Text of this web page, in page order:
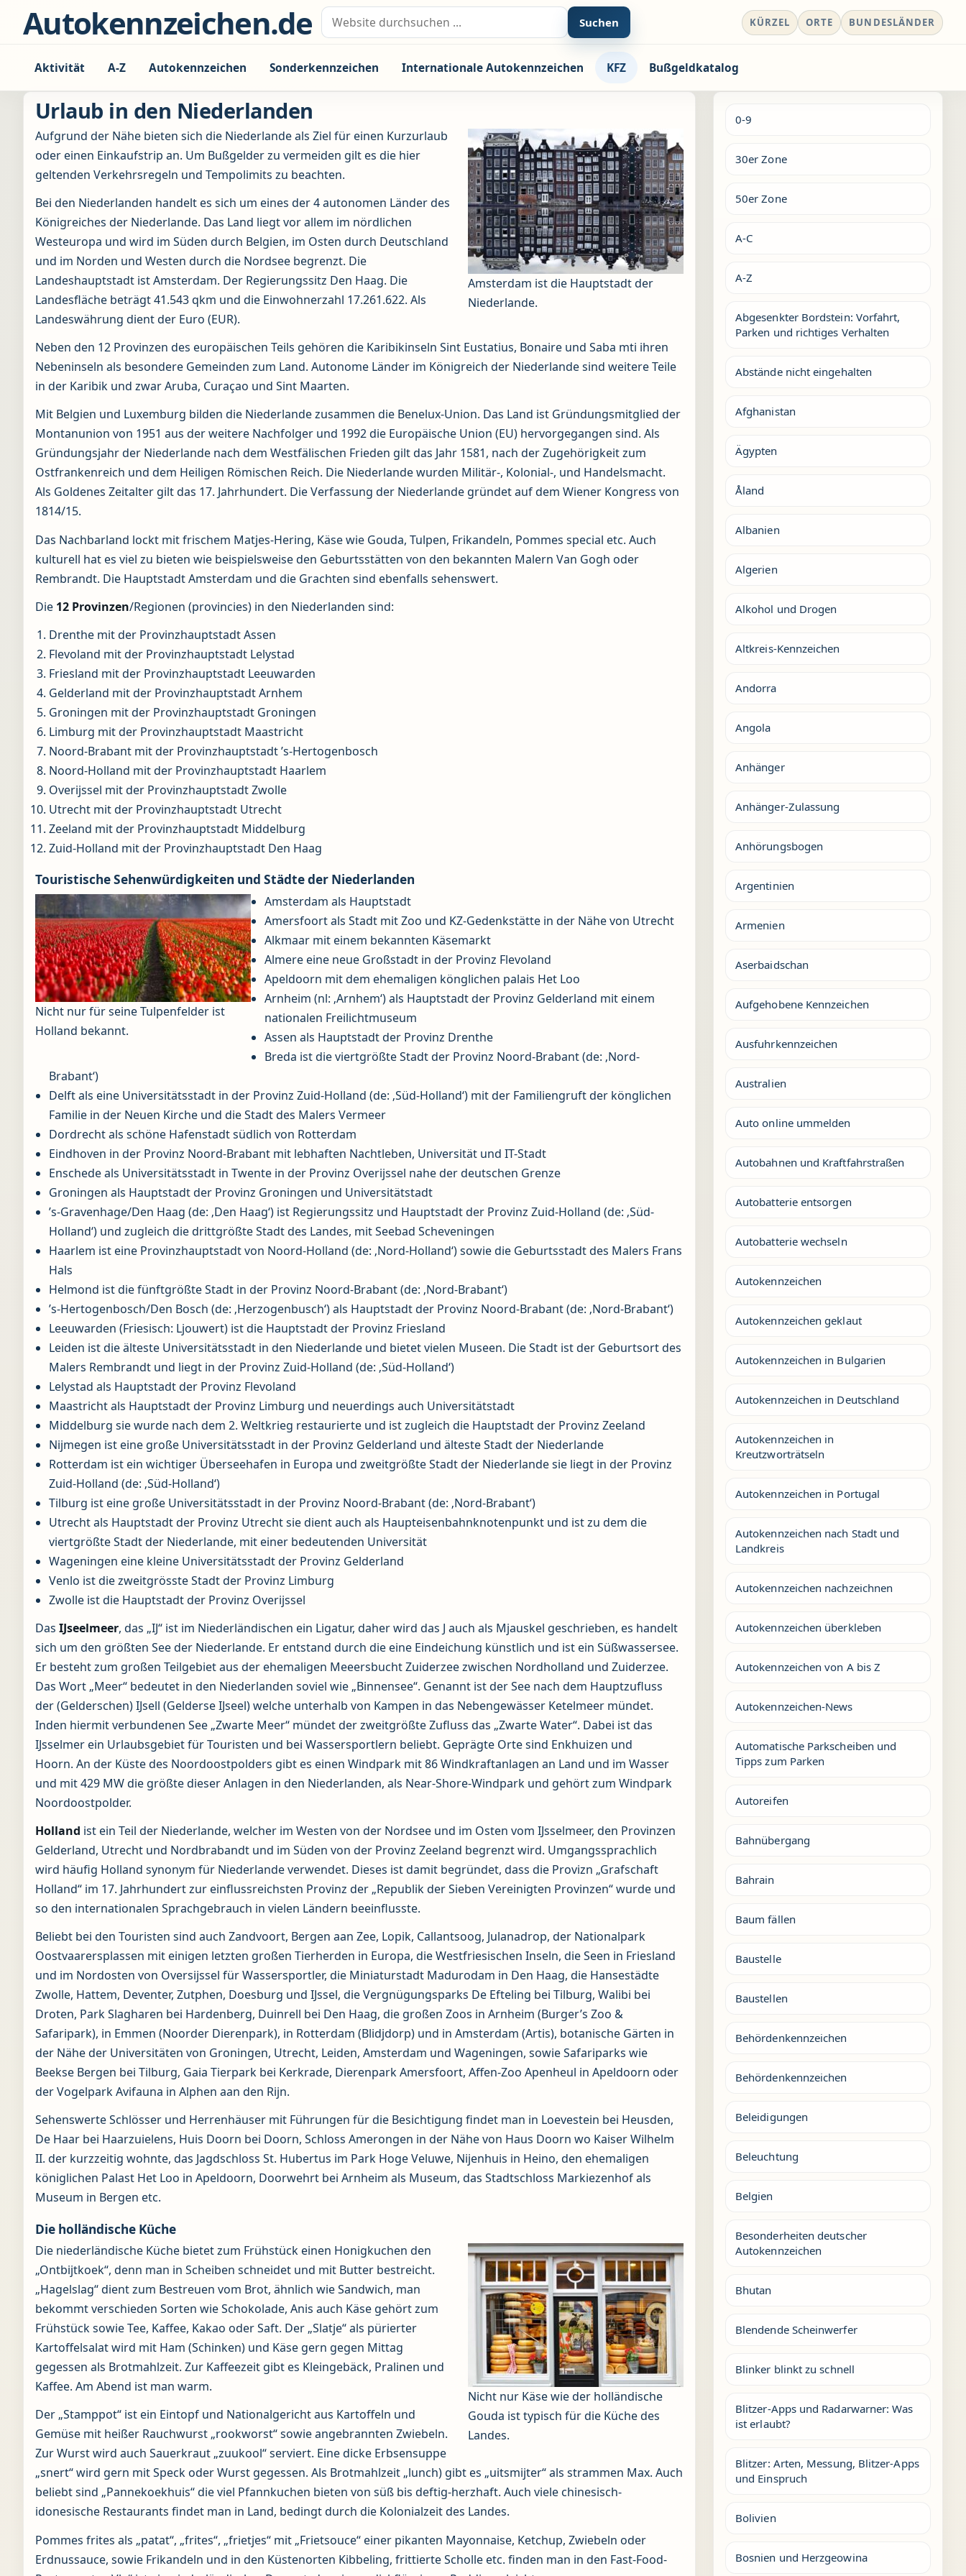
Zum Inhalt springen
Autokennzeichen.de Suche nach: Suchen KÜRZEL ORTE BUNDESLÄNDER
Aktivität A-Z Autokennzeichen Sonderkennzeichen Internationale Autokennzeichen KFZ Bußgeldkatalog
Urlaub in den Niederlanden
Amsterdam ist die Hauptstadt der
Niederlande.
Aufgrund der Nähe bieten sich die Niederlande als Ziel für einen Kurzurlaub
oder einen Einkaufstrip an. Um Bußgelder zu vermeiden gilt es die hier
geltenden Verkehrsregeln und Tempolimits zu beachten.
Bei den Niederlanden handelt es sich um eines der 4 autonomen Länder des
Königreiches der Niederlande. Das Land liegt vor allem im nördlichen
Westeuropa und wird im Süden durch Belgien, im Osten durch Deutschland
und im Norden und Westen durch die Nordsee begrenzt. Die
Landeshauptstadt ist Amsterdam. Der Regierungssitz Den Haag. Die
Landesfläche beträgt 41.543 qkm und die Einwohnerzahl 17.261.622. Als
Landeswährung dient der Euro (EUR).
Neben den 12 Provinzen des europäischen Teils gehören die Karibikinseln Sint Eustatius, Bonaire und Saba mti ihren
Nebeninseln als besondere Gemeinden zum Land. Autonome Länder im Königreich der Niederlande sind weitere Teile
in der Karibik und zwar Aruba, Curaçao und Sint Maarten.
Mit Belgien und Luxemburg bilden die Niederlande zusammen die Benelux-Union. Das Land ist Gründungsmitglied der
Montanunion von 1951 aus der weitere Nachfolger und 1992 die Europäische Union (EU) hervorgegangen sind. Als
Gründungsjahr der Niederlande nach dem Westfälischen Frieden gilt das Jahr 1581, nach der Zugehörigkeit zum
Ostfrankenreich und dem Heiligen Römischen Reich. Die Niederlande wurden Militär-, Kolonial-, und Handelsmacht.
Als Goldenes Zeitalter gilt das 17. Jahrhundert. Die Verfassung der Niederlande gründet auf dem Wiener Kongress von
1814/15.
Das Nachbarland lockt mit frischem Matjes-Hering, Käse wie Gouda, Tulpen, Frikandeln, Pommes special etc. Auch
kulturell hat es viel zu bieten wie beispielsweise den Geburtsstätten von den bekannten Malern Van Gogh oder
Rembrandt. Die Hauptstadt Amsterdam und die Grachten sind ebenfalls sehenswert.
Die 12 Provinzen/Regionen (provincies) in den Niederlanden sind:
Drenthe mit der Provinzhauptstadt Assen
Flevoland mit der Provinzhauptstadt Lelystad
Friesland mit der Provinzhauptstadt Leeuwarden
Gelderland mit der Provinzhauptstadt Arnhem
Groningen mit der Provinzhauptstadt Groningen
Limburg mit der Provinzhauptstadt Maastricht
Noord-Brabant mit der Provinzhauptstadt ’s-Hertogenbosch
Noord-Holland mit der Provinzhauptstadt Haarlem
Overijssel mit der Provinzhauptstadt Zwolle
Utrecht mit der Provinzhauptstadt Utrecht
Zeeland mit der Provinzhauptstadt Middelburg
Zuid-Holland mit der Provinzhauptstadt Den Haag
Touristische Sehenwürdigkeiten und Städte der Niederlanden
Nicht nur für seine Tulpenfelder ist
Holland bekannt.
Amsterdam als Hauptstadt
Amersfoort als Stadt mit Zoo und KZ-Gedenkstätte in der Nähe von Utrecht
Alkmaar mit einem bekannten Käsemarkt
Almere eine neue Großstadt in der Provinz Flevoland
Apeldoorn mit dem ehemaligen könglichen palais Het Loo
Arnheim (nl: ‚Arnhem‘) als Hauptstadt der Provinz Gelderland mit einem
nationalen Freilichtmuseum
Assen als Hauptstadt der Provinz Drenthe
Breda ist die viertgrößte Stadt der Provinz Noord-Brabant (de: ‚Nord-
Brabant‘)
Delft als eine Universitätsstadt in der Provinz Zuid-Holland (de: ‚Süd-Holland‘) mit der Familiengruft der könglichen
Familie in der Neuen Kirche und die Stadt des Malers Vermeer
Dordrecht als schöne Hafenstadt südlich von Rotterdam
Eindhoven in der Provinz Noord-Brabant mit lebhaften Nachtleben, Universität und IT-Stadt
Enschede als Universitätsstadt in Twente in der Provinz Overijssel nahe der deutschen Grenze
Groningen als Hauptstadt der Provinz Groningen und Universitätstadt
’s-Gravenhage/Den Haag (de: ‚Den Haag‘) ist Regierungssitz und Hauptstadt der Provinz Zuid-Holland (de: ‚Süd-
Holland‘) und zugleich die drittgrößte Stadt des Landes, mit Seebad Scheveningen
Haarlem ist eine Provinzhauptstadt von Noord-Holland (de: ‚Nord-Holland‘) sowie die Geburtsstadt des Malers Frans
Hals
Helmond ist die fünftgrößte Stadt in der Provinz Noord-Brabant (de: ‚Nord-Brabant‘)
’s-Hertogenbosch/Den Bosch (de: ‚Herzogenbusch‘) als Hauptstadt der Provinz Noord-Brabant (de: ‚Nord-Brabant‘)
Leeuwarden (Friesisch: Ljouwert) ist die Hauptstadt der Provinz Friesland
Leiden ist die älteste Universitätsstadt in den Niederlande und bietet vielen Museen. Die Stadt ist der Geburtsort des
Malers Rembrandt und liegt in der Provinz Zuid-Holland (de: ‚Süd-Holland‘)
Lelystad als Hauptstadt der Provinz Flevoland
Maastricht als Hauptstadt der Provinz Limburg und neuerdings auch Universitätstadt
Middelburg sie wurde nach dem 2. Weltkrieg restaurierte und ist zugleich die Hauptstadt der Provinz Zeeland
Nijmegen ist eine große Universitätsstadt in der Provinz Gelderland und älteste Stadt der Niederlande
Rotterdam ist ein wichtiger Überseehafen in Europa und zweitgrößte Stadt der Niederlande sie liegt in der Provinz
Zuid-Holland (de: ‚Süd-Holland‘)
Tilburg ist eine große Universitätsstadt in der Provinz Noord-Brabant (de: ‚Nord-Brabant‘)
Utrecht als Hauptstadt der Provinz Utrecht sie dient auch als Haupteisenbahnknotenpunkt und ist zu dem die
viertgrößte Stadt der Niederlande, mit einer bedeutenden Universität
Wageningen eine kleine Universitätsstadt der Provinz Gelderland
Venlo ist die zweitgrösste Stadt der Provinz Limburg
Zwolle ist die Hauptstadt der Provinz Overijssel
Das IJseelmeer, das „IJ“ ist im Niederländischen ein Ligatur, daher wird das J auch als Mjauskel geschrieben, es handelt
sich um den größten See der Niederlande. Er entstand durch die eine Eindeichung künstlich und ist ein Süßwassersee.
Er besteht zum großen Teilgebiet aus der ehemaligen Meeersbucht Zuiderzee zwischen Nordholland und Zuiderzee.
Das Wort „Meer“ bedeutet in den Niederlanden soviel wie „Binnensee“. Genannt ist der See nach dem Hauptzufluss
der (Gelderschen) IJsell (Gelderse IJseel) welche unterhalb von Kampen in das Nebengewässer Ketelmeer mündet.
Inden hiermit verbundenen See „Zwarte Meer“ mündet der zweitgrößte Zufluss das „Zwarte Water“. Dabei ist das
IJsselmer ein Urlaubsgebiet für Touristen und bei Wassersportlern beliebt. Geprägte Orte sind Enkhuizen und
Hoorn. An der Küste des Noordoostpolders gibt es einen Windpark mit 86 Windkraftanlagen an Land und im Wasser
und mit 429 MW die größte dieser Anlagen in den Niederlanden, als Near-Shore-Windpark und gehört zum Windpark
Noordoostpolder.
Holland ist ein Teil der Niederlande, welcher im Westen von der Nordsee und im Osten vom IJsselmeer, den Provinzen
Gelderland, Utrecht und Nordbrabandt und im Süden von der Provinz Zeeland begrenzt wird. Umgangssprachlich
wird häufig Holland synonym für Niederlande verwendet. Dieses ist damit begründet, dass die Provizn „Grafschaft
Holland“ im 17. Jahrhundert zur einflussreichsten Provinz der „Republik der Sieben Vereinigten Provinzen“ wurde und
so den internationalen Sprachgebrauch in vielen Ländern beeinflusste.
Beliebt bei den Touristen sind auch Zandvoort, Bergen aan Zee, Lopik, Callantsoog, Julanadrop, der Nationalpark
Oostvaarersplassen mit einigen letzten großen Tierherden in Europa, die Westfriesischen Inseln, die Seen in Friesland
und im Nordosten von Oversijssel für Wassersportler, die Miniaturstadt Madurodam in Den Haag, die Hansestädte
Zwolle, Hattem, Deventer, Zutphen, Doesburg und IJssel, die Vergnügungsparks De Efteling bei Tilburg, Walibi bei
Droten, Park Slagharen bei Hardenberg, Duinrell bei Den Haag, die großen Zoos in Arnheim (Burger’s Zoo &
Safaripark), in Emmen (Noorder Dierenpark), in Rotterdam (Blidjdorp) und in Amsterdam (Artis), botanische Gärten in
der Nähe der Universitäten von Groningen, Utrecht, Leiden, Amsterdam und Wageningen, sowie Safariparks wie
Beekse Bergen bei Tilburg, Gaia Tierpark bei Kerkrade, Dierenpark Amersfoort, Affen-Zoo Apenheul in Apeldoorn oder
der Vogelpark Avifauna in Alphen aan den Rijn.
Sehenswerte Schlösser und Herrenhäuser mit Führungen für die Besichtigung findet man in Loevestein bei Heusden,
De Haar bei Haarzuielens, Huis Doorn bei Doorn, Schloss Amerongen in der Nähe von Haus Doorn wo Kaiser Wilhelm
II. der kurzzeitig wohnte, das Jagdschloss St. Hubertus im Park Hoge Veluwe, Nijenhuis in Heino, den ehemaligen
königlichen Palast Het Loo in Apeldoorn, Doorwehrt bei Arnheim als Museum, das Stadtschloss Markiezenhof als
Museum in Bergen etc.
Die holländische Küche
Nicht nur Käse wie der holländische
Gouda ist typisch für die Küche des
Landes.
Die niederländische Küche bietet zum Frühstück einen Honigkuchen den
„Ontbijtkoek“, denn man in Scheiben schneidet und mit Butter bestreicht.
„Hagelslag“ dient zum Bestreuen vom Brot, ähnlich wie Sandwich, man
bekommt verschieden Sorten wie Schokolade, Anis auch Käse gehört zum
Frühstück sowie Tee, Kaffee, Kakao oder Saft. Der „Slatje“ als pürierter
Kartoffelsalat wird mit Ham (Schinken) und Käse gern gegen Mittag
gegessen als Brotmahlzeit. Zur Kaffeezeit gibt es Kleingebäck, Pralinen und
Kaffee. Am Abend ist man warm.
Der „Stamppot“ ist ein Eintopf und Nationalgericht aus Kartoffeln und
Gemüse mit heißer Rauchwurst „rookworst“ sowie angebrannten Zwiebeln.
Zur Wurst wird auch Sauerkraut „zuukool“ serviert. Eine dicke Erbsensuppe
„snert“ wird gern mit Speck oder Wurst gegessen. Als Brotmahlzeit „lunch) gibt es „uitsmijter“ als strammen Max. Auch
beliebt sind „Pannekoekhuis“ die viel Pfannkuchen bieten von süß bis deftig-herzhaft. Auch viele chinesisch-
idonesische Restaurants findet man in Land, bedingt durch die Kolonialzeit des Landes.
Pommes frites als „patat“, „frites“, „frietjes“ mit „Frietsouce“ einer pikanten Mayonnaise, Ketchup, Zwiebeln oder
Erdnussauce, sowie Frikandeln und in den Küstenorten Kibbeling, frittierte Scholle etc. finden man in den Fast-Food-
0-9
30er Zone
50er Zone
A-C
A-Z
Abgesenkter Bordstein: Vorfahrt,
Parken und richtiges Verhalten
Abstände nicht eingehalten
Afghanistan
Ägypten
Åland
Albanien
Algerien
Alkohol und Drogen
Altkreis-Kennzeichen
Andorra
Angola
Anhänger
Anhänger-Zulassung
Anhörungsbogen
Argentinien
Armenien
Aserbaidschan
Aufgehobene Kennzeichen
Ausfuhrkennzeichen
Australien
Auto online ummelden
Autobahnen und Kraftfahrstraßen
Autobatterie entsorgen
Autobatterie wechseln
Autokennzeichen
Autokennzeichen geklaut
Autokennzeichen in Bulgarien
Autokennzeichen in Deutschland
Autokennzeichen in
Kreutzworträtseln
Autokennzeichen in Portugal
Autokennzeichen nach Stadt und
Landkreis
Autokennzeichen nachzeichnen
Autokennzeichen überkleben
Autokennzeichen von A bis Z
Autokennzeichen-News
Automatische Parkscheiben und
Tipps zum Parken
Autoreifen
Bahnübergang
Bahrain
Baum fällen
Baustelle
Baustellen
Behördenkennzeichen
Behördenkennzeichen
Beleidigungen
Beleuchtung
Belgien
Besonderheiten deutscher
Autokennzeichen
Bhutan
Blendende Scheinwerfer
Blinker blinkt zu schnell
Blitzer-Apps und Radarwarner: Was
ist erlaubt?
Blitzer: Arten, Messung, Blitzer-Apps
und Einspruch
Bolivien
Bosnien und Herzgeowina